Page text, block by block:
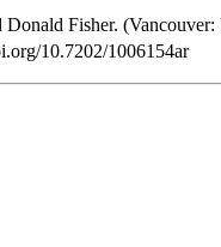
Donald Fisher.
10.7202/1006154ar